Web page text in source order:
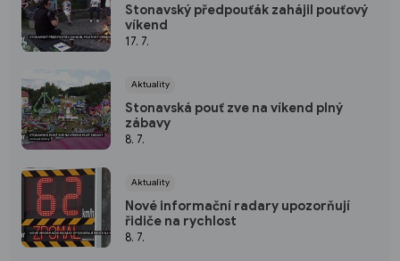
Stonavský předpouťák zahájil pouťový
víkend
17. 7.
Aktuality
Stonavská pouť zve na víkend plný
zábavy
8. 7.
Aktuality
Nové informační radary upozorňují
řidiče na rychlost
8. 7.